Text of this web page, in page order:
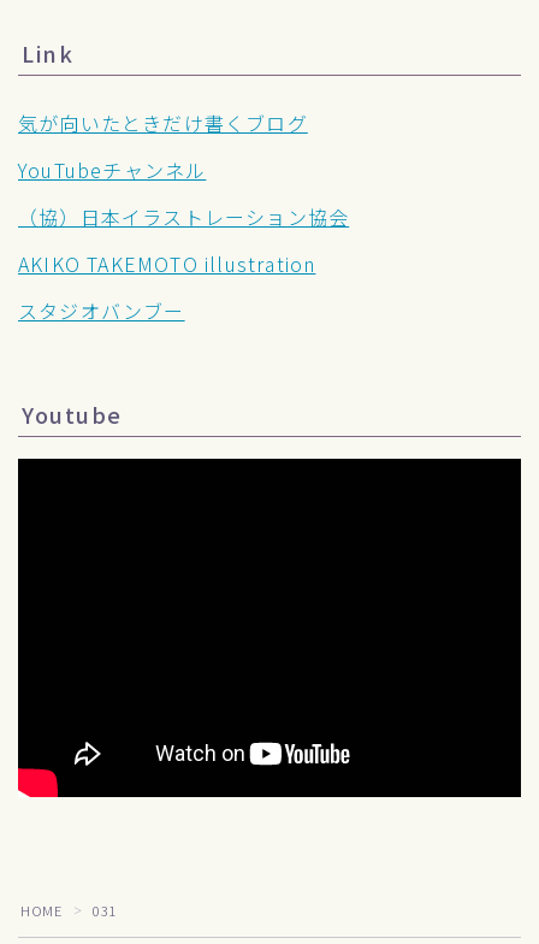
Link
気が向いたときだけ書くブログ
YouTubeチャンネル
（協）日本イラストレーション協会
AKIKO TAKEMOTO illustration
スタジオバンブー
Youtube
HOME ＞ 031